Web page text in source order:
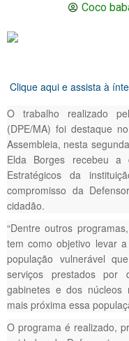
Coco
Clique aqui e assista à
O trabalho realizado
(DPE/MA) foi destaque
Assembleia, nesta
Elda Borges recebeu a
Estratégicos da
compromisso da
cidadão.
“Dentre outros
tem como objetivo levar
população vulnerável
serviços prestados por
gabinetes e dos núcleos
mais próxima essa
O programa é realizado,